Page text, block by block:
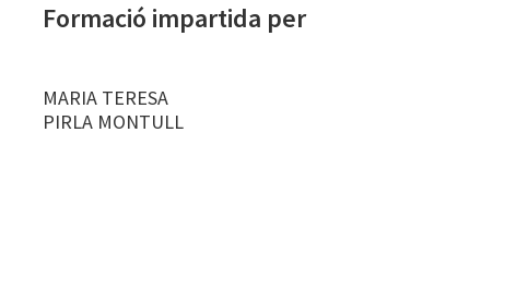
Formació impartida per
MARIA TERESA
PIRLA MONTULL